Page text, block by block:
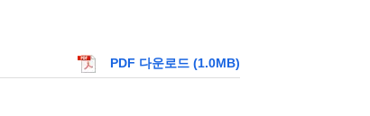
PDF 다운로드 (1.0MB)